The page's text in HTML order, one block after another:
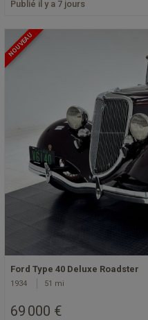
Publié il y a 7 jours
NOUVEAU
Ford Type 40 Deluxe Roadster
1934 51 mi
69 000 €